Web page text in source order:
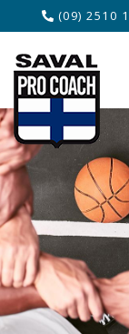
(09) 2510